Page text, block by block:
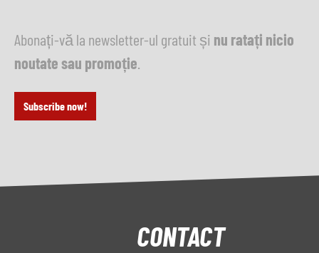
Abonați-vă la newsletter-ul gratuit și nu ratați nicio
noutate sau promoție
Subscribe now!
CONTACT